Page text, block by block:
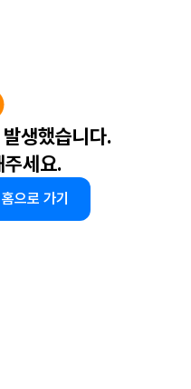
생했습니다.
주세요.
홈으로 가기